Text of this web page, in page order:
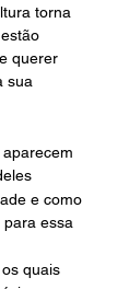
torna
querer
sua
e como
essa
quais